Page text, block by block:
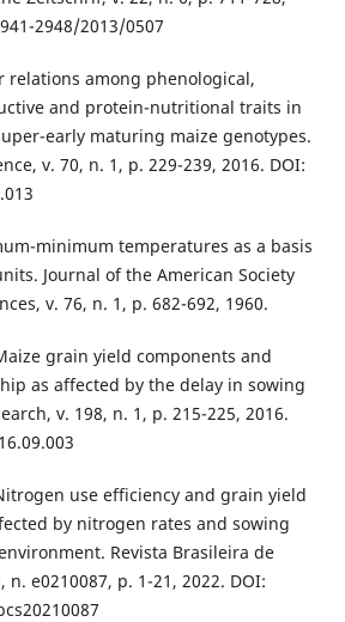
2948/2013/0507
relations among phenological,
and protein-nutritional traits in
early maturing maize genotypes.
v. 70, n. 1, p. 229-239, 2016. DOI:
minimum temperatures as a basis
Journal of the American Society
v. 76, n. 1, p. 682-692, 1960.
grain yield components and
as affected by the delay in sowing
v. 198, n. 1, p. 215-225, 2016.
use efficiency and grain yield
by nitrogen rates and sowing
Revista Brasileira de
n. e0210087, p. 1-21, 2022. DOI: